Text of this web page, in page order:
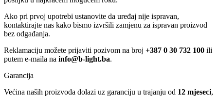
Ako pri prvoj upotrebi ustanovite da uređaj nije ispravan,
kontaktirajte nas kako bismo izvršili zamjenu za ispravan proizvod
bez odgađanja.
Reklamaciju možete prijaviti pozivom na broj +387 0 30 732 100 ili
putem e-maila na info@b-light.ba.
Garancija
Većina naših proizvoda dolazi uz garanciju u trajanju od 12 mjeseci,